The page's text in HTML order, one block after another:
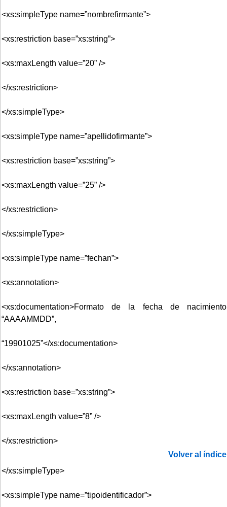
<xs:simpleType name=”nombrefirmante”>
<xs:restriction base=”xs:string”>
<xs:maxLength value=”20” />
</xs:restriction>
</xs:simpleType>
<xs:simpleType name=”apellidofirmante”>
<xs:restriction base=”xs:string”>
<xs:maxLength value=”25” />
</xs:restriction>
</xs:simpleType>
<xs:simpleType name=”fechan”>
<xs:annotation>
<xs:documentation>Formato de la fecha de nacimiento
“AAAAMMDD”,
“19901025”</xs:documentation>
</xs:annotation>
<xs:restriction base=”xs:string”>
<xs:maxLength value=”8” />
</xs:restriction>
Volver al índice
</xs:simpleType>
<xs:simpleType name=”tipoidentificador”>